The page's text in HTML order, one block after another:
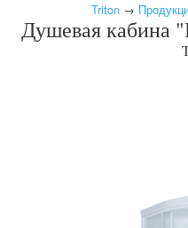
Triton →
Душевая кабина